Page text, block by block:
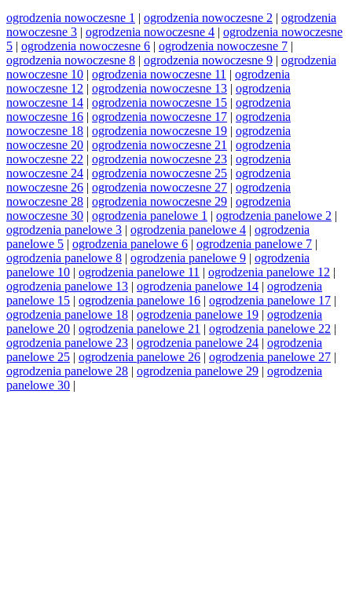
ogrodzenia nowoczesne 1 | ogrodzenia nowoczesne 2 | ogrodzenia
nowoczesne 3 | ogrodzenia nowoczesne 4 | ogrodzenia nowoczesne
5 | ogrodzenia nowoczesne 6 | ogrodzenia nowoczesne 7 |
ogrodzenia nowoczesne 8 | ogrodzenia nowoczesne 9 | ogrodzenia
nowoczesne 10 | ogrodzenia nowoczesne 11 | ogrodzenia
nowoczesne 12 | ogrodzenia nowoczesne 13 | ogrodzenia
nowoczesne 14 | ogrodzenia nowoczesne 15 | ogrodzenia
nowoczesne 16 | ogrodzenia nowoczesne 17 | ogrodzenia
nowoczesne 18 | ogrodzenia nowoczesne 19 | ogrodzenia
nowoczesne 20 | ogrodzenia nowoczesne 21 | ogrodzenia
nowoczesne 22 | ogrodzenia nowoczesne 23 | ogrodzenia
nowoczesne 24 | ogrodzenia nowoczesne 25 | ogrodzenia
nowoczesne 26 | ogrodzenia nowoczesne 27 | ogrodzenia
nowoczesne 28 | ogrodzenia nowoczesne 29 | ogrodzenia
nowoczesne 30 | ogrodzenia panelowe 1 | ogrodzenia panelowe 2 |
ogrodzenia panelowe 3 | ogrodzenia panelowe 4 | ogrodzenia
panelowe 5 | ogrodzenia panelowe 6 | ogrodzenia panelowe 7 |
ogrodzenia panelowe 8 | ogrodzenia panelowe 9 | ogrodzenia
panelowe 10 | ogrodzenia panelowe 11 | ogrodzenia panelowe 12 |
ogrodzenia panelowe 13 | ogrodzenia panelowe 14 | ogrodzenia
panelowe 15 | ogrodzenia panelowe 16 | ogrodzenia panelowe 17 |
ogrodzenia panelowe 18 | ogrodzenia panelowe 19 | ogrodzenia
panelowe 20 | ogrodzenia panelowe 21 | ogrodzenia panelowe 22 |
ogrodzenia panelowe 23 | ogrodzenia panelowe 24 | ogrodzenia
panelowe 25 | ogrodzenia panelowe 26 | ogrodzenia panelowe 27 |
ogrodzenia panelowe 28 | ogrodzenia panelowe 29 | ogrodzenia
panelowe 30 |